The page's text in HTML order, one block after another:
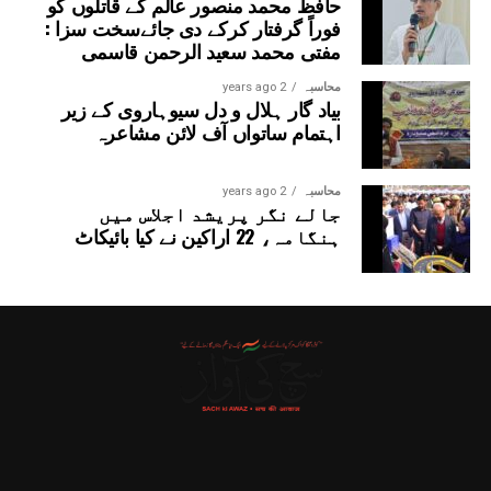
فوراً گرفتار کرکے دی جائےسخت سزا :
مفتی محمد سعید الرحمن قاسمی
محاسبہ 2 years ago
بیاد گار ہلال و دل سیوہاروی کے زیر
اہتمام ساتواں آف لائن مشاعرہ
محاسبہ 2 years ago
جالے نگر پریشد اجلاس میں
ہنگامہ، 22 اراکین نے کیا بائیکاٹ